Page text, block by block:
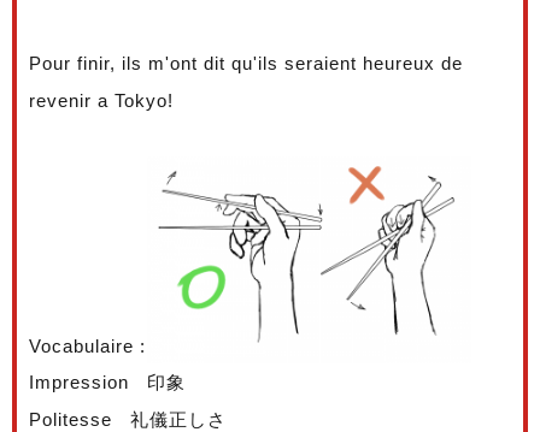
Pour finir, ils m'ont dit qu'ils seraient heureux de
revenir a Tokyo!
Vocabulaire :
Impression 印象
Politesse 礼儀正しさ